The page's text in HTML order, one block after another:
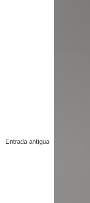
Entrada antigua